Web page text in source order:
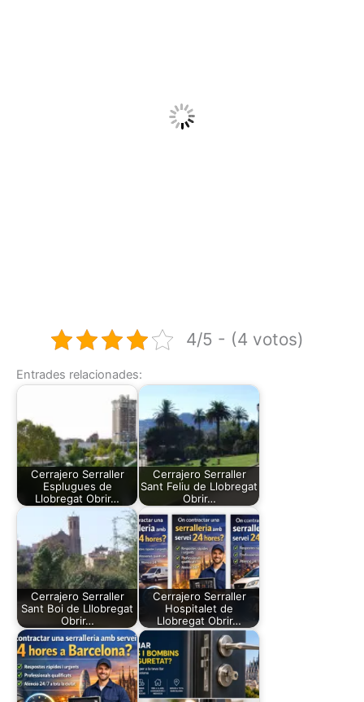
4/5 - (4 votos)
Entrades relacionades:
Cerrajero Serraller
Esplugues de
Llobregat Obrir…
Cerrajero Serraller
Sant Feliu de Llobregat
Obrir…
Cerrajero Serraller
Sant Boi de Lllobregat
Obrir…
Cerrajero Serraller
Hospitalet de
Llobregat Obrir…